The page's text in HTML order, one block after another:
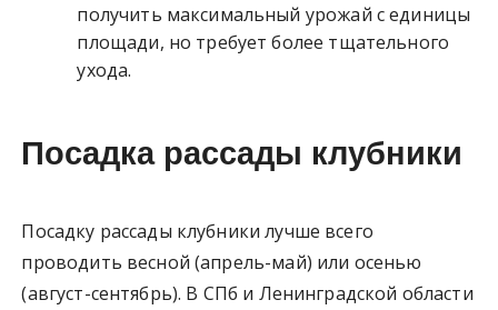
получить максимальный урожай с единицы
площади, но требует более тщательного
ухода.
Посадка рассады клубники
Посадку рассады клубники лучше всего
проводить весной (апрель-май) или осенью
(август-сентябрь). В СПб и Ленинградской области